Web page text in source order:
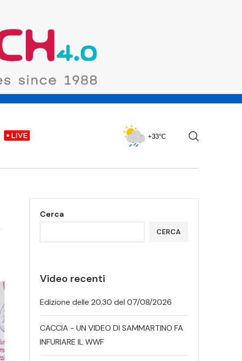
+33°C
Cerca
CERCA
Video recenti
Edizione delle 20.30 del 07/08/2026
CACCIA - UN VIDEO DI SAMMARTINO FA
INFURIARE IL WWF